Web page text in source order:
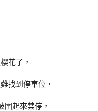
花了，
找到停車位，
圍起來禁停，